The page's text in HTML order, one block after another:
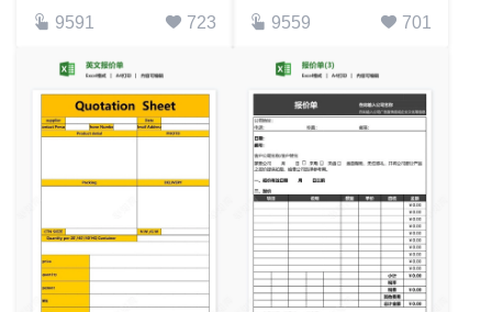
9591 723 9559 701